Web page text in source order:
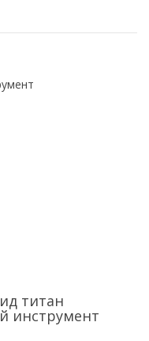
титан
инструмент